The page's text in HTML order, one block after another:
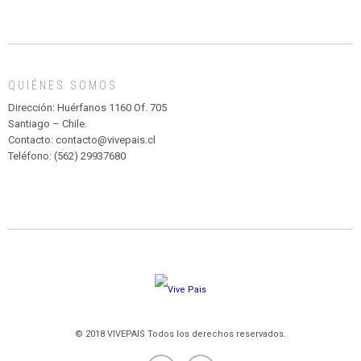
MADAGASCAR
PARQUE
HURATDO
QUIÉNES SOMOS
Dirección: Huérfanos 1160 Of. 705
Santiago – Chile.
Contacto: contacto@vivepais.cl
Teléfono: (562) 29937680
© 2018 VIVEPAIS Todos los derechos reservados.